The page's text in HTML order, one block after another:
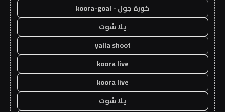
كورة جول - koora-goal
يلا شوت
yalla shoot
koora live
koora live
يلا شوت